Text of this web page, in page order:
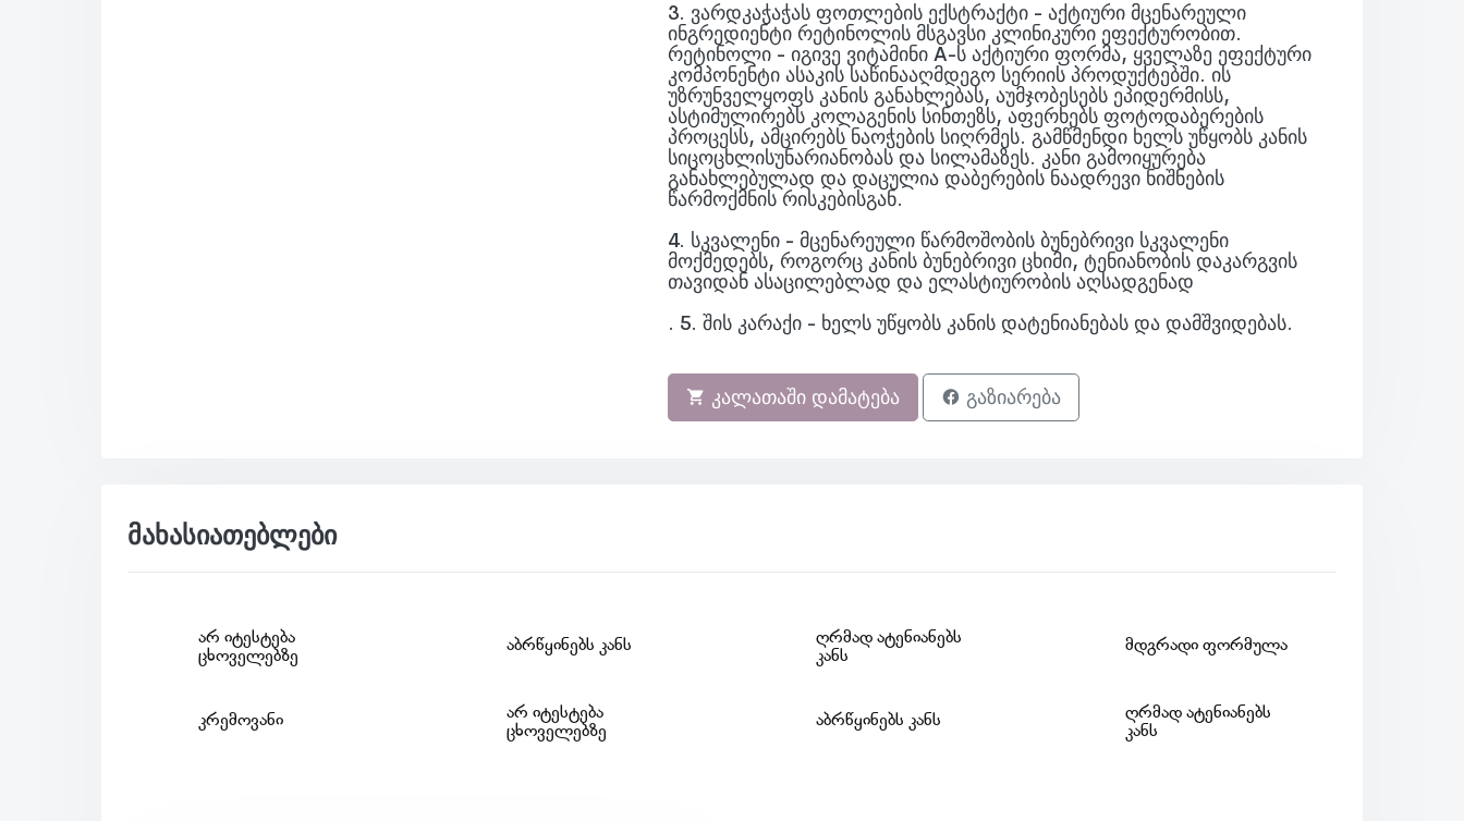
3. ვარდკაჭაჭას ფოთლების ექსტრაქტი - აქტიური მცენარეული
ინგრედიენტი რეტინოლის მსგავსი კლინიკური ეფექტურობით.
რეტინოლი - იგივე ვიტამინი A-ს აქტიური ფორმა, ყველაზე ეფექტური
კომპონენტი ასაკის საწინააღმდეგო სერიის პროდუქტებში. ის
უზრუნველყოფს კანის განახლებას, აუმჯობესებს ეპიდერმისს,
ასტიმულირებს კოლაგენის სინთეზს, აფერხებს ფოტოდაბერების
პროცესს, ამცირებს ნაოჭების სიღრმეს. გამწმენდი ხელს უწყობს კანის
სიცოცხლისუნარიანობას და სილამაზეს. კანი გამოიყურება
განახლებულად და დაცულია დაბერების ნაადრევი ნიშნების
წარმოქმნის რისკებისგან.
4. სკვალენი - მცენარეული წარმოშობის ბუნებრივი სკვალენი
მოქმედებს, როგორც კანის ბუნებრივი ცხიმი, ტენიანობის დაკარგვის
თავიდან ასაცილებლად და ელასტიურობის აღსადგენად
. 5. შის კარაქი - ხელს უწყობს კანის დატენიანებას და დამშვიდებას.
კალათაში დამატება გაზიარება
მახასიათებლები
არ იტესტება
ცხოველებზე აბრწყინებს კანს ღრმად ატენიანებს
კანს მდგრადი ფორმულა
კრემოვანი არ იტესტება
ცხოველებზე აბრწყინებს კანს ღრმად ატენიანებს
კანს